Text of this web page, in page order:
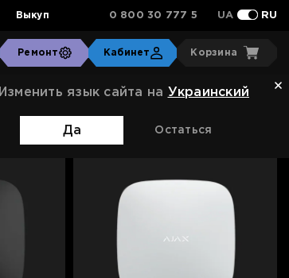
Выкуп 0 800 30 777 5 UA RU
Ремонт Кабинет Корзина
Изменить язык сайта на Украинский
Да Остаться
Сортировка: Стандартная